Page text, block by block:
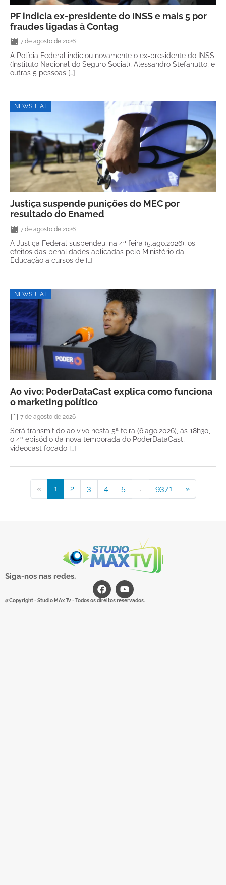
PF indicia ex-presidente do INSS e mais 5 por
fraudes ligadas à Contag
7 de agosto de 2026
A Polícia Federal indiciou novamente o ex-presidente do INSS
(Instituto Nacional do Seguro Social), Alessandro Stefanutto, e
outras 5 pessoas […]
NEWSBEAT
Justiça suspende punições do MEC por
resultado do Enamed
7 de agosto de 2026
A Justiça Federal suspendeu, na 4ª feira (5.ago.2026), os
efeitos das penalidades aplicadas pelo Ministério da
Educação a cursos de […]
NEWSBEAT
Ao vivo: PoderDataCast explica como funciona
o marketing político
7 de agosto de 2026
Será transmitido ao vivo nesta 5ª feira (6.ago.2026), às 18h30,
o 4º episódio da nova temporada do PoderDataCast,
videocast focado […]
« 1 2 3 4 5 ... 9371 »
Siga-nos nas redes.
@Copyright - Studio MAx Tv - Todos os direitos reservados.